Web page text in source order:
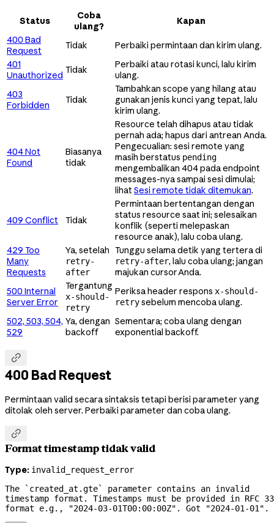
Status
Coba
ulang?
Kapan
400 Bad
Request
Tidak
Perbaiki permintaan dan kirim ulang.
401
Unauthorized Tidak
Perbaiki atau rotasi kunci, lalu kirim
ulang.
403
Forbidden
Tidak
Tambahkan scope yang hilang atau
gunakan jenis kunci yang tepat, lalu
kirim ulang.
404 Not
Found
Biasanya
tidak
Resource telah dihapus atau tidak
pernah ada; hapus dari antrean Anda.
Pengecualian: sesi remote yang
masih berstatus pending
mengembalikan 404 pada endpoint
messages-nya sampai sesi dimulai;
lihatSesi remote tidak ditemukan.
409 Conflict Tidak
Permintaan bertentangan dengan
status resource saat ini; selesaikan
konflik (seperti melepaskan
resource anak), lalu coba ulang.
429 Too
Many
Requests
Ya, setelah
retry-
after
Tunggu selama detik yang tertera di
retry-after, lalu coba ulang; jangan
majukan cursor Anda.
500 Internal
Server Error
Tergantung
x-should-
retry
Periksa header respons x-should-
retrysebelum mencoba ulang.
502, 503, 504,
529
Ya, dengan
backoff
Sementara; coba ulang dengan
exponential backoff.

400 Bad Request
Permintaan valid secara sintaksis tetapi berisi parameter yang
ditolak oleh server. Perbaiki parameter dan coba ulang.

Format timestamp tidak valid
Type: invalid_request_error
The `created_at.gte` parameter contains an invalid
timestamp format. Timestamps must be provided in RFC
format e.g., "2024-03-01T00:00:00Z". Got
"2024-01-01".